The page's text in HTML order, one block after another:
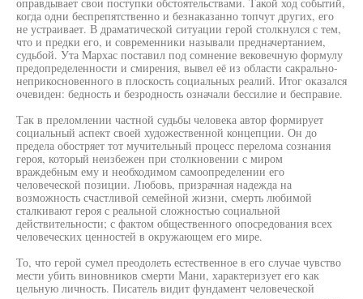
когда одни беспрепятственно и безнаказанно топчут других, его
не устраивает. В драматической ситуации герой столкнулся с тем,
что и предки его, и современники называли предначертанием,
судьбой. Ута Мархас поставил под сомнение вековечную формулу
предопределенности и смирения, вывел её из области сакрально-
неприкосновенного в плоскость социальных реалий. Итог оказался
очевиден: бедность и безродность означали бессилие и бесправие.
Так в преломлении частной судьбы человека автор формирует
социальный аспект своей художественной концепции. Он до
предела обостряет тот мучительный процесс перелома сознания
героя, который неизбежен при столкновении с миром
враждебным ему и необходимом самоопределении его
человеческой позиции. Любовь, призрачная надежда на
возможность счастливой семейной жизни, смерть любимой
сталкивают героя с реальной сложностью социальной
действительности; с фактом общественного опосредования всех
человеческих ценностей в окружающем его мире.
То, что герой сумел преодолеть естественное в его случае чувство
мести убить виновников смерти Мани, характеризует его как
цельную личность. Писатель видит фундамент человеческой